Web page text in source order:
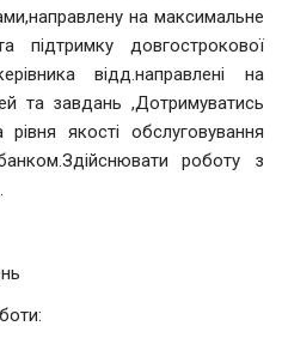
на максимальне
підтримку довгострокової
відд.направлені на
та завдань ,Дотримуватись
якості обслуговування
роботу з